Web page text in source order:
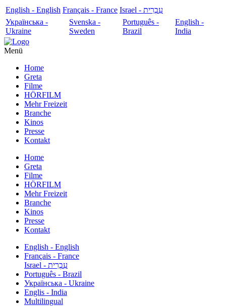
English - English Français - France
עִבְרִית - Israel
Українська -
Ukraine
Svenska -
Sweden
Português -
Brazil
English -
India
Menü
Home
Greta
Filme
HÖRFILM
Mehr Freizeit
Branche
Kinos
Presse
Kontakt
Home
Greta
Filme
HÖRFILM
Mehr Freizeit
Branche
Kinos
Presse
Kontakt
English - English
Français - France
עִבְרִית - Israel
Português - Brazil
Українська - Ukraine
Englis - India
Multilingual